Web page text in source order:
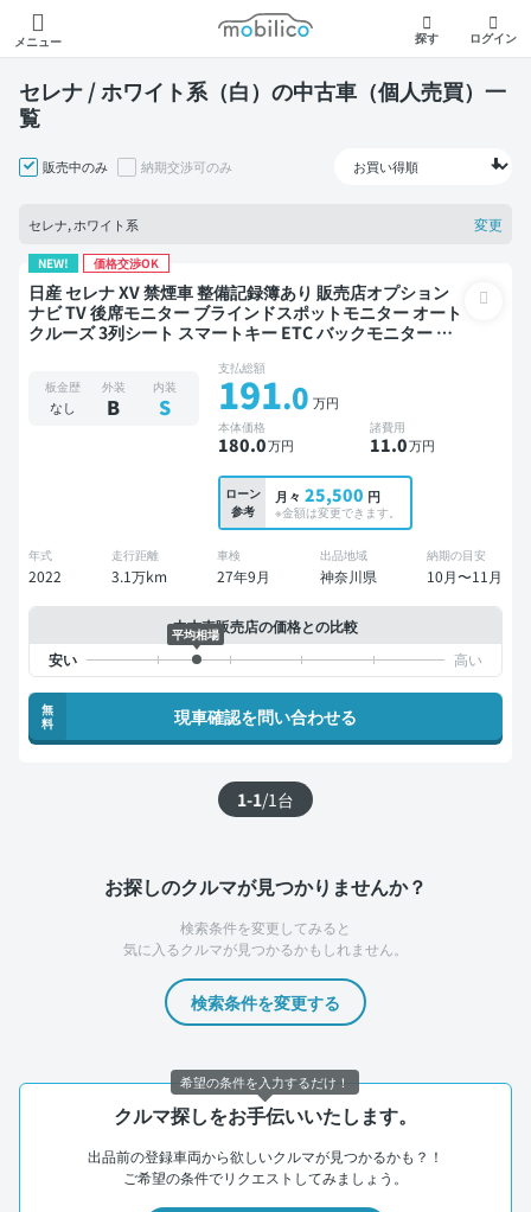
メニュー
モビリコ
探す ログイン
セレナ / ホワイト系（白）の中古車（個人売買）一
覧
販売中のみ 納期交渉可のみ
セレナ, ホワイト系 変更
NEW! 価格交渉OK
日産 セレナ XV 禁煙車 整備記録簿あり 販売店オプション
ナビ TV 後席モニター ブラインドスポットモニター オート
クルーズ 3列シート スマートキー ETC バックモニター ド
板金歴
なし
外装
B
内装
S
支払総額
191.0 万円
本体価格
180.0万円
諸費用
11.0万円
ローン
参考
月々 25,500 円
※金額は変更できます。
年式
2022
走行距離
3.1万km
車検
27年9月
出品地域
神奈川県
納期の目安
10月〜11月
中古車販売店の価格との比較
平均相場
無
料
現車確認を問い合わせる
1-1/1台
お探しのクルマが見つかりませんか？
検索条件を変更してみると
気に入るクルマが見つかるかもしれません。
検索条件を変更する
クルマ探しをお手伝いいたします。
出品前の登録車両から欲しいクルマが見つかるかも？！
ご希望の条件でリクエストしてみましょう。
希望の条件を入力するだけ！